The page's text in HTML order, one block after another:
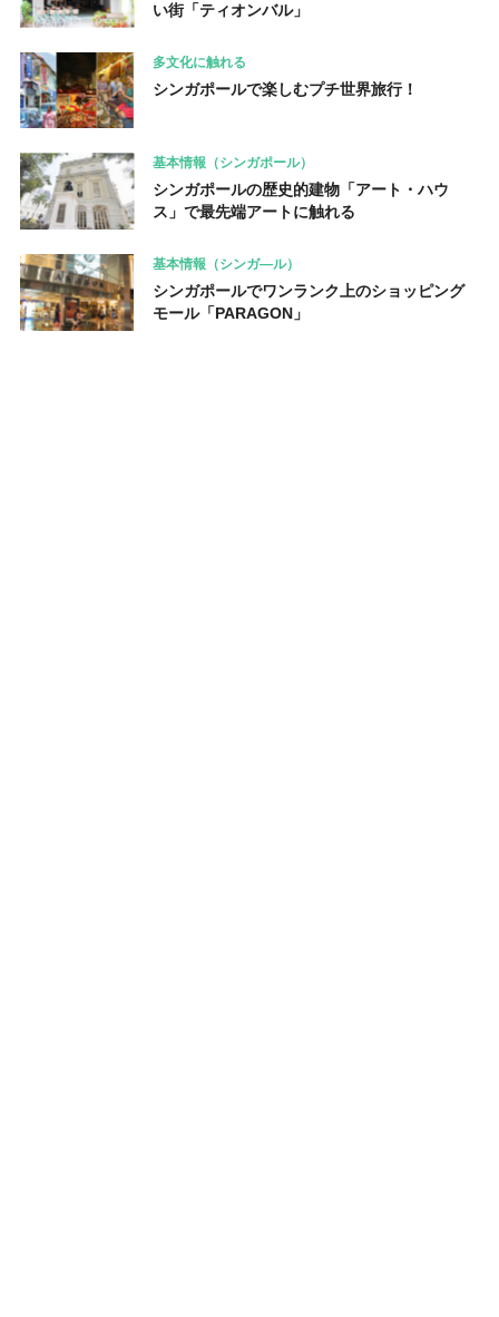
い街「ティオンバル」
多文化に触れる
シンガポールで楽しむプチ世界旅行！
基本情報（シンガポール）
シンガポールの歴史的建物「アート・ハウ
ス」で最先端アートに触れる
基本情報（シンガ―ル）
シンガポールでワンランク上のショッピング
モール「PARAGON」